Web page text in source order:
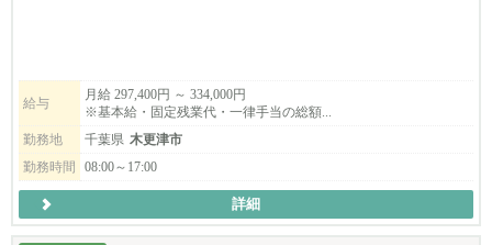
そんなメリハリのある働き方を実現できる職場です。
◎年齢不問
◎経験が浅い方も歓迎
◎ブランクのある方も歓迎
給与
月給 297,400円 ～ 334,000円
※基本給・固定残業代・一律手当の総額...
勤務地
千葉県 木更津市
勤務時間
08:00～17:00
詳細